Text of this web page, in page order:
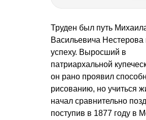
Труден был путь
Васильевича Нестерова
успеху. Выросший в
патриархальной
он рано проявил
рисованию, но учиться
начал сравнительно
поступив в 1877 году в